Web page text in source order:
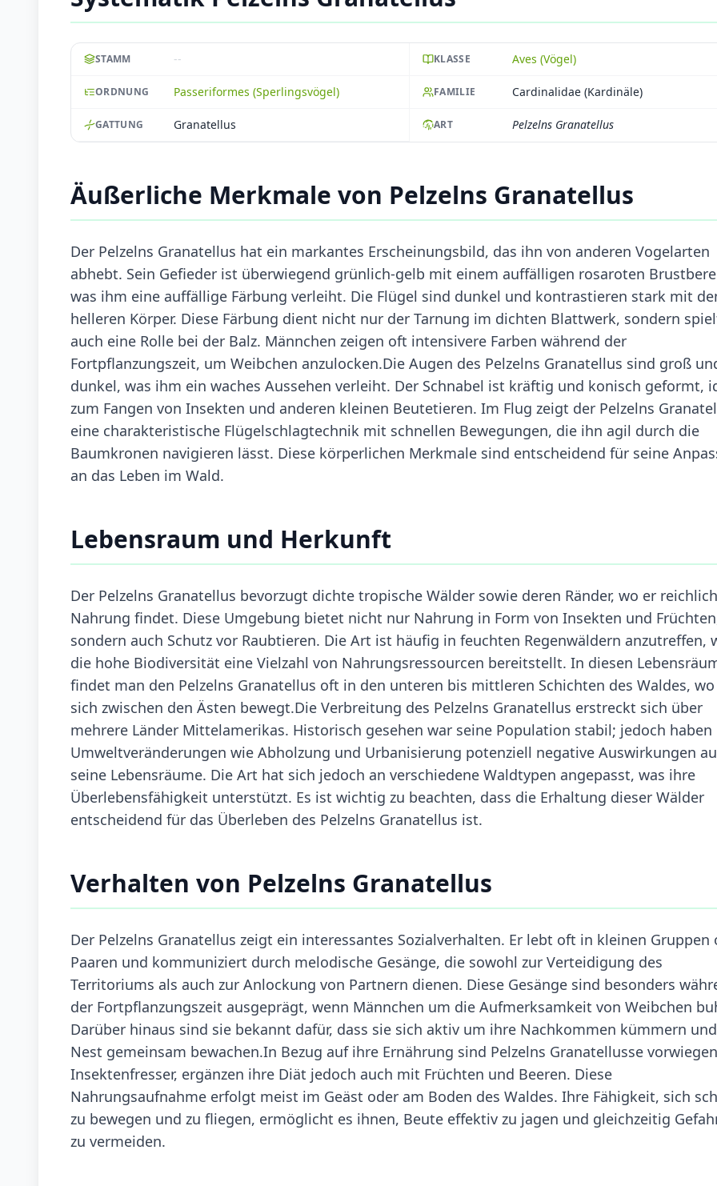
STAMM -- KLASSE Aves (Vögel)
ORDNUNG Passeriformes (Sperlingsvögel) FAMILIE Cardinalidae (Kardinäle)
GATTUNG Granatellus ART Pelzelns Granatellus
Äußerliche Merkmale von Pelzelns Granatellus
Der Pelzelns Granatellus hat ein markantes Erscheinungsbild, das ihn von anderen Vogelarten
abhebt. Sein Gefieder ist überwiegend grünlich-gelb mit einem auffälligen rosaroten
was ihm eine auffällige Färbung verleiht. Die Flügel sind dunkel und kontrastieren stark mit
helleren Körper. Diese Färbung dient nicht nur der Tarnung im dichten Blattwerk, sondern
auch eine Rolle bei der Balz. Männchen zeigen oft intensivere Farben während der
Fortpflanzungszeit, um Weibchen anzulocken.Die Augen des Pelzelns Granatellus sind groß
dunkel, was ihm ein waches Aussehen verleiht. Der Schnabel ist kräftig und konisch geformt,
zum Fangen von Insekten und anderen kleinen Beutetieren. Im Flug zeigt der Pelzelns
eine charakteristische Flügelschlagtechnik mit schnellen Bewegungen, die ihn agil durch die
Baumkronen navigieren lässt. Diese körperlichen Merkmale sind entscheidend für seine
an das Leben im Wald.
Lebensraum und Herkunft
Der Pelzelns Granatellus bevorzugt dichte tropische Wälder sowie deren Ränder, wo er reichlich
Nahrung findet. Diese Umgebung bietet nicht nur Nahrung in Form von Insekten und
sondern auch Schutz vor Raubtieren. Die Art ist häufig in feuchten Regenwäldern anzutreffen,
die hohe Biodiversität eine Vielzahl von Nahrungsressourcen bereitstellt. In diesen
findet man den Pelzelns Granatellus oft in den unteren bis mittleren Schichten des Waldes,
sich zwischen den Ästen bewegt.Die Verbreitung des Pelzelns Granatellus erstreckt sich über
mehrere Länder Mittelamerikas. Historisch gesehen war seine Population stabil; jedoch haben
Umweltveränderungen wie Abholzung und Urbanisierung potenziell negative Auswirkungen
seine Lebensräume. Die Art hat sich jedoch an verschiedene Waldtypen angepasst, was ihre
Überlebensfähigkeit unterstützt. Es ist wichtig zu beachten, dass die Erhaltung dieser Wälder
entscheidend für das Überleben des Pelzelns Granatellus ist.
Verhalten von Pelzelns Granatellus
Der Pelzelns Granatellus zeigt ein interessantes Sozialverhalten. Er lebt oft in kleinen Gruppen
Paaren und kommuniziert durch melodische Gesänge, die sowohl zur Verteidigung des
Territoriums als auch zur Anlockung von Partnern dienen. Diese Gesänge sind besonders
der Fortpflanzungszeit ausgeprägt, wenn Männchen um die Aufmerksamkeit von Weibchen
Darüber hinaus sind sie bekannt dafür, dass sie sich aktiv um ihre Nachkommen kümmern
Nest gemeinsam bewachen.In Bezug auf ihre Ernährung sind Pelzelns Granatellusse
Insektenfresser, ergänzen ihre Diät jedoch auch mit Früchten und Beeren. Diese
Nahrungsaufnahme erfolgt meist im Geäst oder am Boden des Waldes. Ihre Fähigkeit, sich
zu bewegen und zu fliegen, ermöglicht es ihnen, Beute effektiv zu jagen und gleichzeitig
zu vermeiden.